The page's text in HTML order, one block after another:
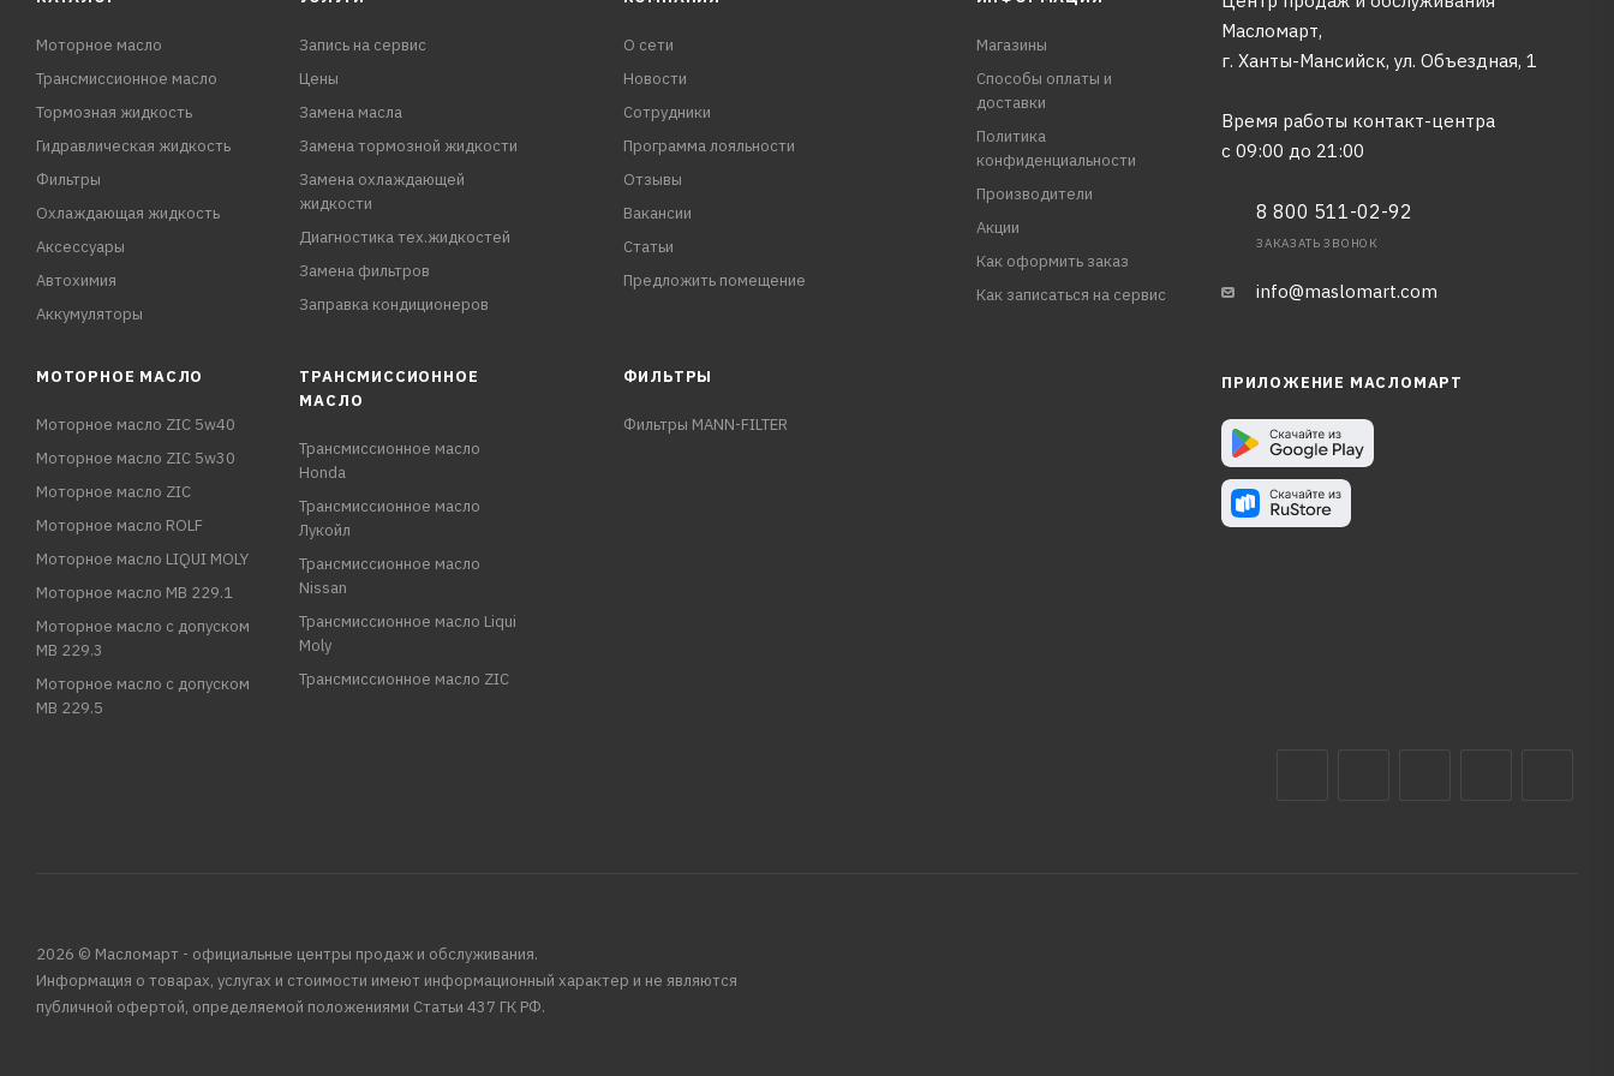
Моторное масло
Трансмиссионное масло
Тормозная жидкость
Гидравлическая жидкость
Фильтры
Охлаждающая жидкость
Аксессуары
Автохимия
Аккумуляторы
Запись на сервис
Цены
Замена масла
Замена тормозной жидкости
Замена охлаждающей
жидкости
Диагностика тех.жидкостей
Замена фильтров
Заправка кондиционеров
О сети
Новости
Сотрудники
Программа лояльности
Отзывы
Вакансии
Статьи
Предложить помещение
Магазины
Способы оплаты и
доставки
Политика
конфиденциальности
Производители
Акции
Как оформить заказ
Как записаться на сервис
Масломарт,
г. Ханты-Мансийск, ул. Объездная, 1
Время работы контакт-центра
с 09:00 до 21:00
8 800 511-02-92
ЗАКАЗАТЬ ЗВОНОК
info@maslomart.com
МОТОРНОЕ МАСЛО
Моторное масло ZIC 5w40
Моторное масло ZIC 5w30
Моторное масло ZIC
Моторное масло ROLF
Моторное масло LIQUI MOLY
Моторное масло MB 229.1
Моторное масло с допуском
MB 229.3
Моторное масло с допуском
MB 229.5
ТРАНСМИССИОННОЕ
МАСЛО
Трансмиссионное масло
Honda
Трансмиссионное масло
Лукойл
Трансмиссионное масло
Nissan
Трансмиссионное масло Liqui
Moly
Трансмиссионное масло ZIC
ФИЛЬТРЫ
Фильтры MANN-FILTER
ПРИЛОЖЕНИЕ МАСЛОМАРТ
2026 © Масломарт - официальные центры продаж и обслуживания.
Информация о товарах, услугах и стоимости имеют информационный характер и не являются
публичной офертой, определяемой положениями Статьи 437 ГК РФ.